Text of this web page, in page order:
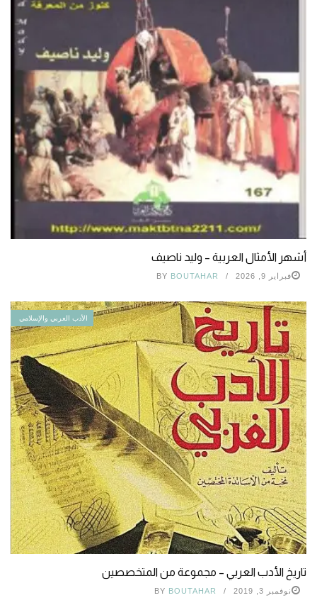
أشهر الأمثال العربية – وليد ناصيف
فبراير 9, 2026 BY BOUTAHAR
الأدب العربي والإسلامي
تاريخ الأدب العربي – مجموعة من المتخصصين
نوفمبر 3, 2019 BY BOUTAHAR